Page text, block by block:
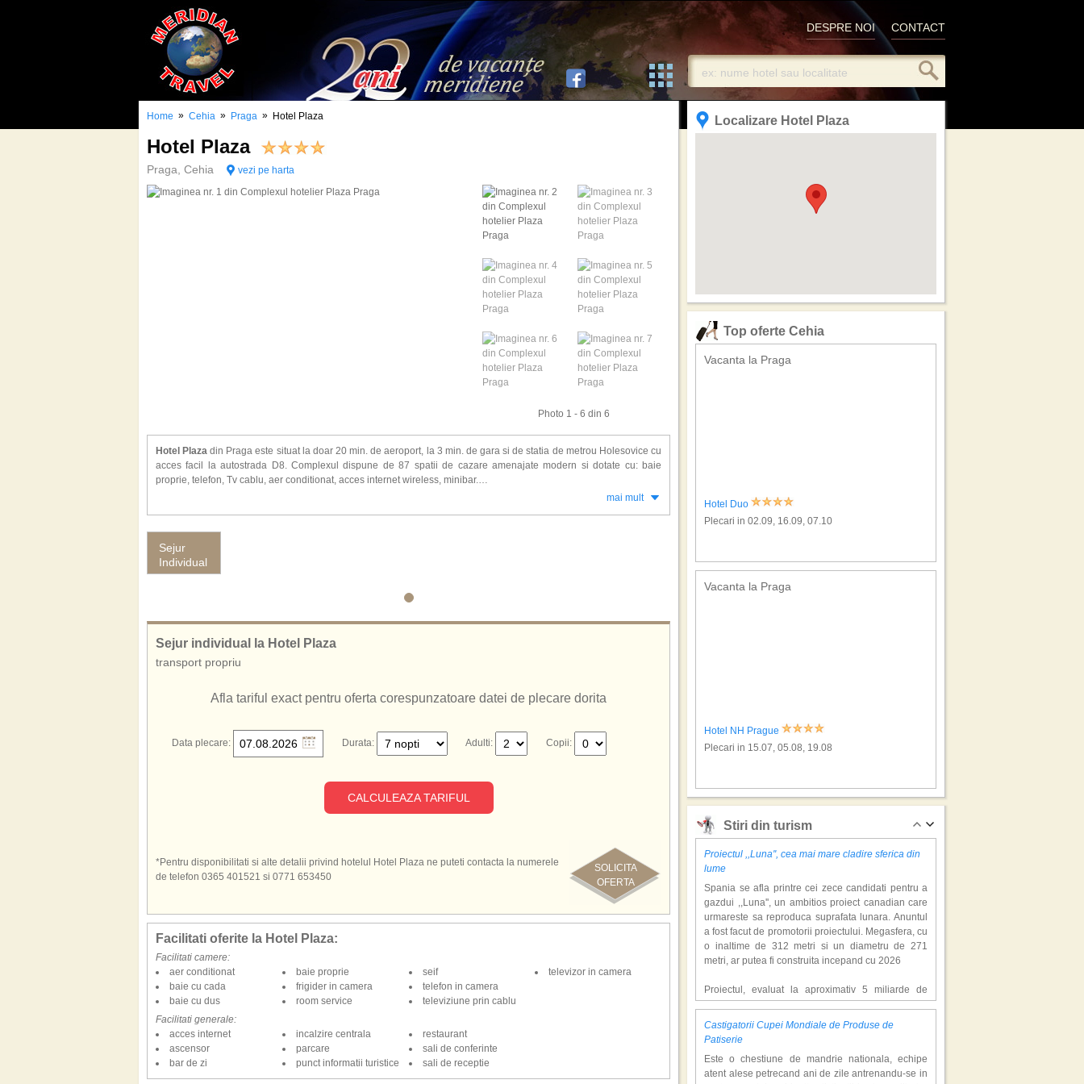
CONTACT
DESPRE NOI
Home » Cehia » Praga » Hotel Plaza
Hotel Plaza
Praga, Cehia vezi pe harta
Photo 1 - 6 din 6
Hotel Plaza din Praga este situat la doar 20 min. de aeroport, la 3 min. de gara si de statia de metrou Holesovice cu
acces facil la autostrada D8. Complexul dispune de 87 spatii de cazare amenajate modern si dotate cu: baie
proprie, telefon, Tv cablu, aer conditionat, acces internet wireless, minibar.
afaceri, parcare privata.
La numai 50 m. de hotel este amplasata o statie de tramvai ce face legatura cu centrul Vechi Mala Strana.
mai mult
Sejur
Individual
Sejur individual la Hotel Plaza
transport propriu
Afla tariful exact pentru oferta corespunzatoare datei de plecare dorita
Data plecare: Durata: Adulti: Copii:
CALCULEAZA TARIFUL
SOLICITA
OFERTA
*Pentru disponibilitati si alte detalii privind hotelul Hotel Plaza ne puteti contacta la numerele
de telefon 0365 401521 si 0771 653450
Facilitati oferite la Hotel Plaza:
Facilitati camere:
aer conditionat
baie cu cada
baie cu dus
baie proprie
frigider in camera
room service
seif
telefon in camera
televiziune prin cablu
televizor in camera
Facilitati generale:
acces internet
ascensor
bar de zi
incalzire centrala
parcare
punct informatii turistice
restaurant
sali de conferinte
sali de receptie
Localizare Hotel Plaza
Top oferte Cehia
Vacanta la Praga
Hotel Duo
Plecari in 02.09, 16.09, 07.10
Vacanta la Praga
Hotel NH Prague
Plecari in 15.07, 05.08, 19.08
Stiri din turism
Proiectul ,,Luna'', cea mai mare cladire sferica din
lume
Spania se afla printre cei zece candidati pentru a
gazdui ,,Luna'', un ambitios proiect canadian care
urmareste sa reproduca suprafata lunara. Anuntul
a fost facut de promotorii proiectului. Megasfera, cu
o inaltime de 312 metri si un diametru de 271
metri, ar putea fi construita incepand cu 2026
Proiectul, evaluat la aproximativ 5 miliarde de
dolari, include un complex de 200 de hectare, cu
hoteluri, facilitati de recreere si zone rezidentiale.
Conceptul depaseste ideea unui simplu hotel
milioane de turisti anual. �Luna� ar putea deveni
o atractie de top, 2,5 milioane de vizitatori fiind
Castigatorii Cupei Mondiale de Produse de
Patiserie
Este o chestiune de mandrie nationala, echipe
atent alese petrecand ani de zile antrenandu-se in